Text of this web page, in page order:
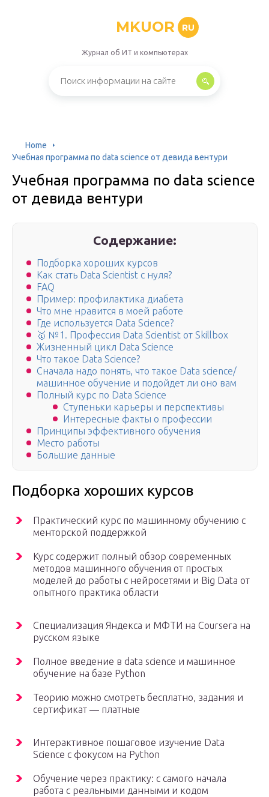
MKUOR RU
Журнал об ИТ и компьютерах
Home
Учебная программа по data science от девида вентури
Учебная программа по data science
от девида вентури
Содержание:
Подборка хороших курсов
Как стать Data Scientist с нуля?
FAQ
Пример: профилактика диабета
Что мне нравится в моей работе
Где используется Data Science?
🥇 №1. Профессия Data Scientist от Skillbox
Жизненный цикл Data Science
Что такое Data Science?
Сначала надо понять, что такое Data science/
машинное обучение и подойдет ли оно вам
Полный курс по Data Science
Ступеньки карьеры и перспективы
Интересные факты о профессии
Принципы эффективного обучения
Место работы
Большие данные
Подборка хороших курсов
Практический курс по машинному обучению с
менторской поддержкой
Курс содержит полный обзор современных
методов машинного обучения от простых
моделей до работы с нейросетями и Big Data от
опытного практика области
Специализация Яндекса и МФТИ на Coursera на
русском языке
Полное введение в data science и машинное
обучение на базе Python
Теорию можно смотреть бесплатно, задания и
сертификат — платные
Интерактивное пошаговое изучение Data
Science с фокусом на Python
Обучение через практику: с самого начала
работа с реальными данными и кодом